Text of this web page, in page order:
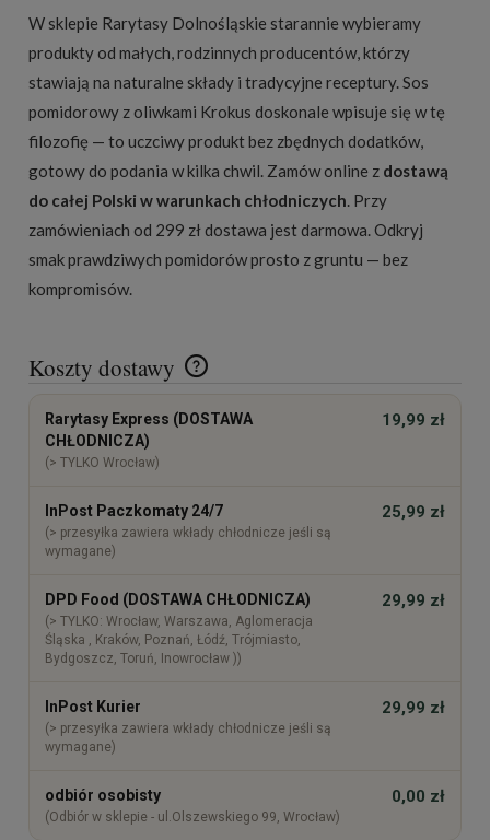
W sklepie Rarytasy Dolnośląskie starannie wybieramy
produkty od małych, rodzinnych producentów, którzy
stawiają na naturalne składy i tradycyjne receptury. Sos
pomidorowy z oliwkami Krokus doskonale wpisuje się w tę
filozofię — to uczciwy produkt bez zbędnych dodatków,
gotowy do podania w kilka chwil. Zamów online z dostawą
do całej Polski w warunkach chłodniczych. Przy
zamówieniach od 299 zł dostawa jest darmowa. Odkryj
smak prawdziwych pomidorów prosto z gruntu — bez
kompromisów.
Koszty dostawy
Cena nie zawiera ewentualnych kosztów płatności
Rarytasy Express (DOSTAWA
CHŁODNICZA)
(> TYLKO Wrocław)
19,99 zł
InPost Paczkomaty 24/7
(> przesyłka zawiera wkłady chłodnicze jeśli są
wymagane)
25,99 zł
DPD Food (DOSTAWA CHŁODNICZA)
(> TYLKO: Wrocław, Warszawa, Aglomeracja
Śląska , Kraków, Poznań, Łódź, Trójmiasto,
Bydgoszcz, Toruń, Inowrocław ))
29,99 zł
InPost Kurier
(> przesyłka zawiera wkłady chłodnicze jeśli są
wymagane)
29,99 zł
odbiór osobisty
(Odbiór w sklepie - ul.Olszewskiego 99, Wrocław)
0,00 zł